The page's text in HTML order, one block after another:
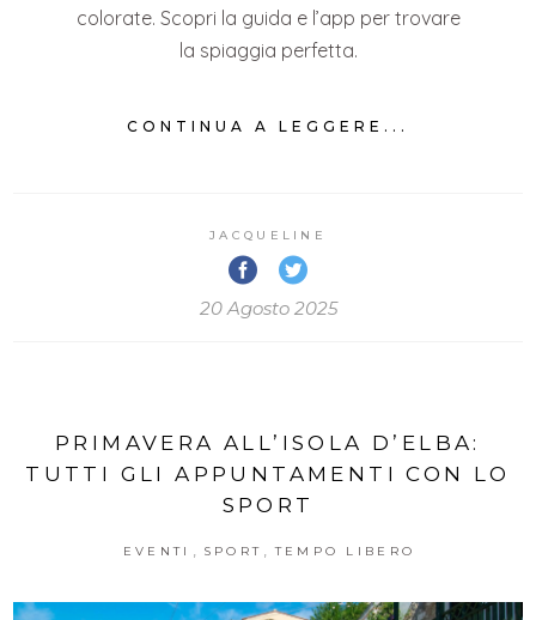
colorate. Scopri la guida e l’app per trovare
la spiaggia perfetta.
CONTINUA A LEGGERE...
JACQUELINE
20 Agosto 2025
PRIMAVERA ALL’ISOLA D’ELBA:
TUTTI GLI APPUNTAMENTI CON LO
SPORT
EVENTI , SPORT , TEMPO LIBERO